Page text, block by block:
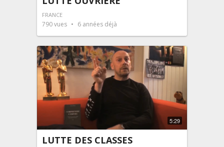
FRANCE
790vues 6 années déjà
5:29
LUTTE DES CLASSES